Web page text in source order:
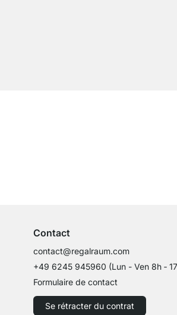
Contact
contact@regalraum.com
+49 6245 945960 (Lun - Ven 8h ‑
Formulaire de contact
Se rétracter du contrat